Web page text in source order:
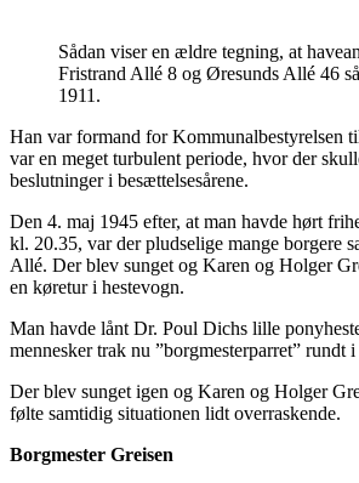
Sådan viser en ældre tegning, at
Fristrand Allé 8 og Øresunds Allé 46
1911.
Han var formand for Kommunalbestyrelsen
var en meget turbulent periode, hvor der
beslutninger i besættelsesårene.
Den 4. maj 1945 efter, at man havde hørt
kl. 20.35, var der pludselige mange borgere
Allé. Der blev sunget og Karen og Holger
en køretur i hestevogn.
Man havde lånt Dr. Poul Dichs lille
mennesker trak nu ”borgmesterparret” rundt
Der blev sunget igen og Karen og Holger
følte samtidig situationen lidt overraskende.
Borgmester Greisen